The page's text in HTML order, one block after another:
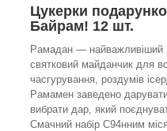
Цукерки
Байрам! 12 шт.
Рамадан — найважливіший
святковий майданчик для
часгурування, роздумів
Рамамен заведено
вибрати дар, який
Смачний набір С94нним